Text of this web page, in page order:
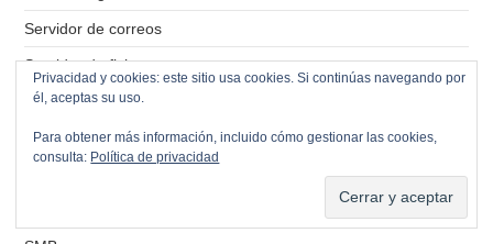
Servidor de correos
Servidor de ficheros
Servidor de impresión
Servidores VPS
Privacidad y cookies: este sitio usa cookies. Si continúas navegando por
él, aceptas su uso.
Para obtener más información, incluido cómo gestionar las cookies,
consulta: Política de privacidad